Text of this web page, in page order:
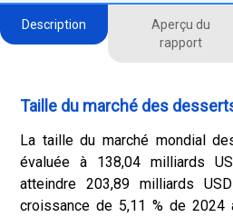
Description
Aperçu du
rapport
Taille du marché des
La taille du marché mondial
évaluée à 138,04 milliards
atteindre 203,89 milliards
croissance de 5,11 % de 2024